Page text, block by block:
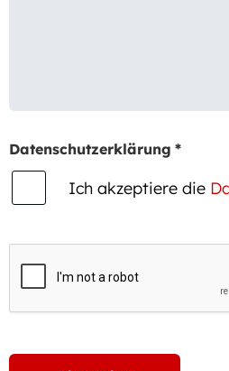
Datenschutzerklärung *
Ich akzeptiere die